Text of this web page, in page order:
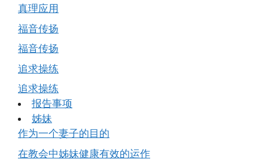
真理应用
福音传扬
福音传扬
追求操练
追求操练
报告事项
姊妹
作为一个妻子的目的
在教会中姊妹健康有效的运作